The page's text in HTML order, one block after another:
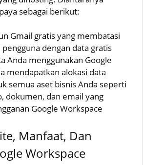
sebagai berikut:
Gmail gratis yang membatasi
dengan data gratis
Anda menggunakan Google
mendapatkan alokasi data
semua aset bisnis Anda seperti
dokumen, dan email yang
Google Workspace
Manfaat, Dan
Workspace